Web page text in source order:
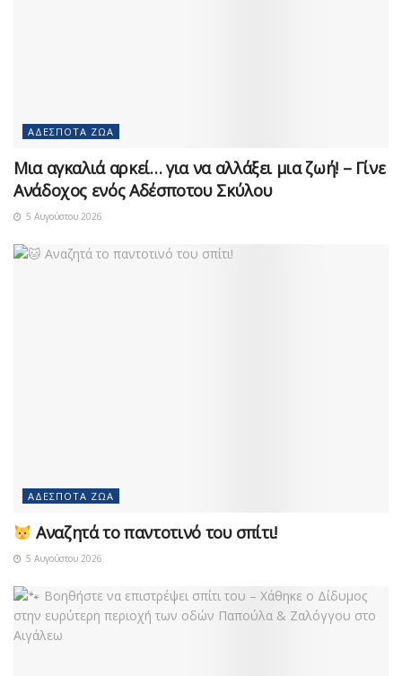
ΑΔΈΣΠΟΤΑ ΖΏΑ
Μια αγκαλιά αρκεί… για να αλλάξει μια ζωή! – Γίνε
Ανάδοχος ενός Αδέσποτου Σκύλου
5 Αυγούστου 2026
ΑΔΈΣΠΟΤΑ ΖΏΑ
Αναζητά το παντοτινό του σπίτι!
5 Αυγούστου 2026